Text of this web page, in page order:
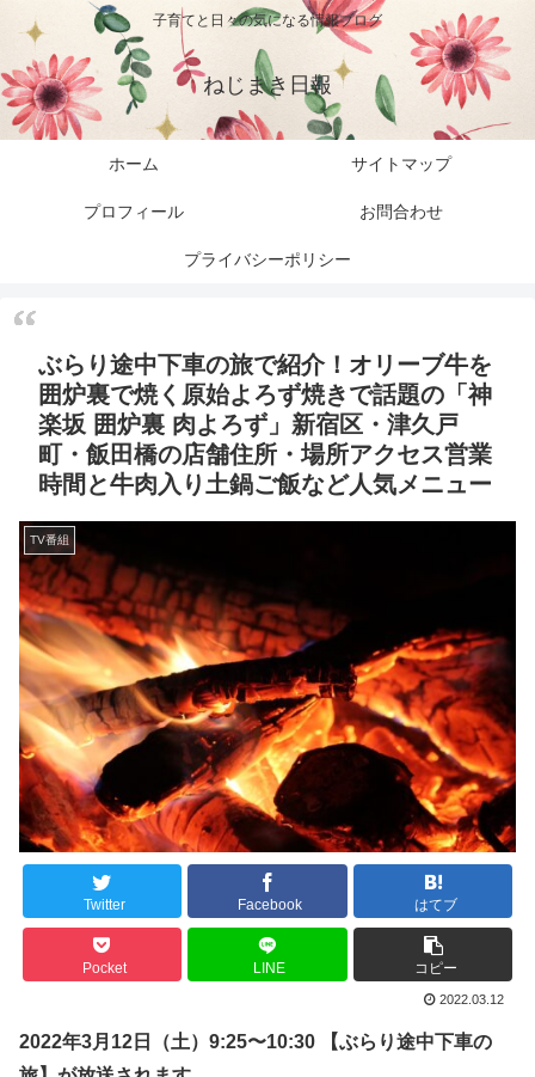
子育てと日々の気になる情報ブログ
ねじまき日報
ホーム サイトマップ
プロフィール お問合わせ
プライバシーポリシー
ぶらり途中下車の旅で紹介！オリーブ牛を
囲炉裏で焼く原始よろず焼きで話題の「神
楽坂 囲炉裏 肉よろず」新宿区・津久戸
町・飯田橋の店舗住所・場所アクセス営業
時間と牛肉入り土鍋ご飯など人気メニュー
TV番組
Twitter Facebook はてブ
Pocket LINE コピー
2022.03.12
2022年3月 12 日（土） 9:25〜10:30 【ぶらり途中下車の